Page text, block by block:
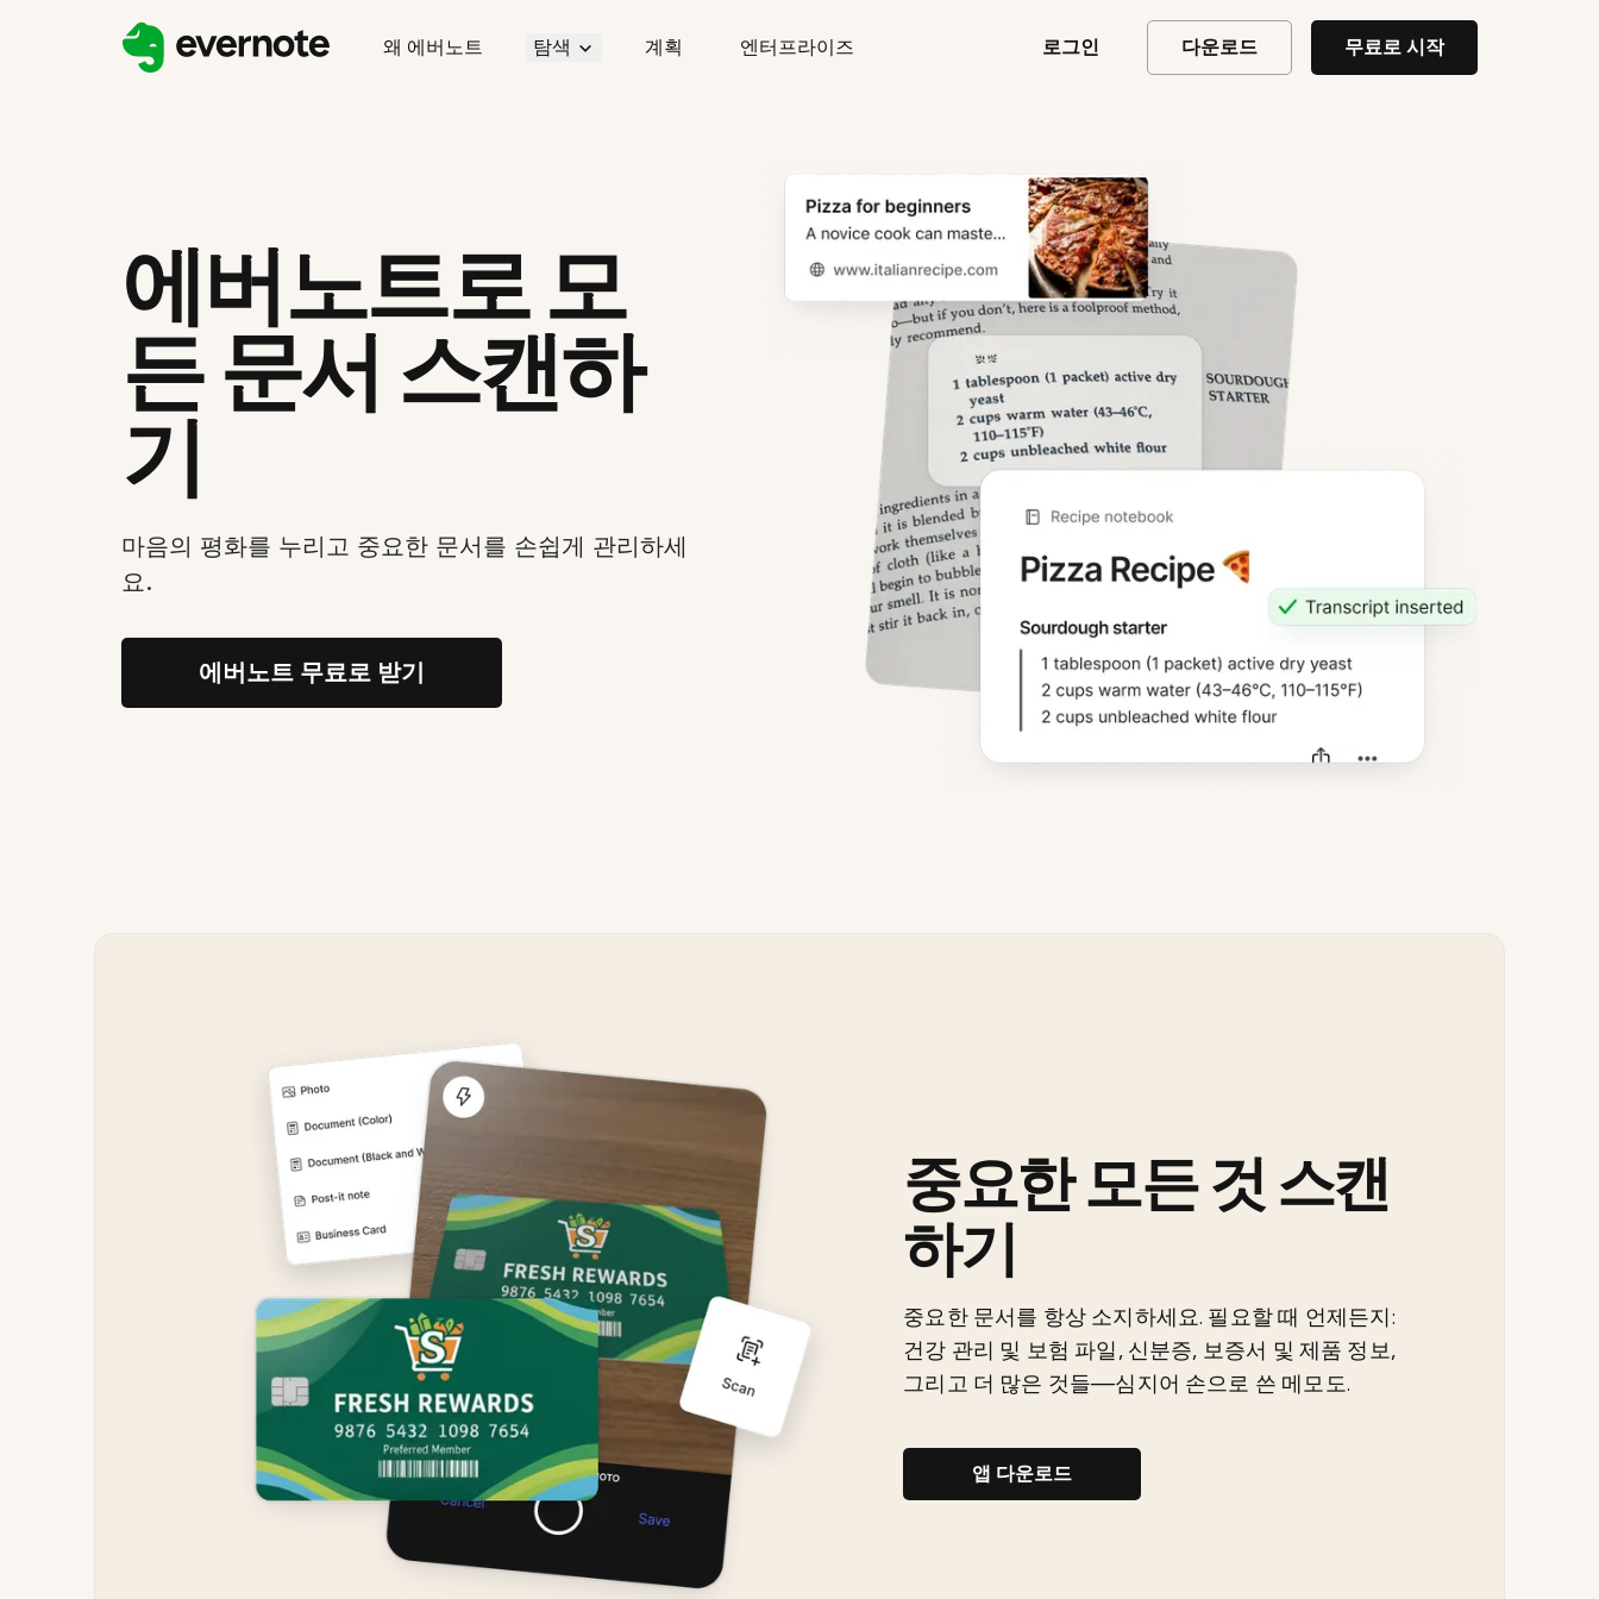
왜 에버노트 탐색 계획 엔터프라이즈 로그인 다운로드 무료로 시작
에버노트로 모
든 문서 스캔하
기
마음의 평화를 누리고 중요한 문서를 손쉽게 관리하세
요.
에버노트 무료로 받기
중요한 모든 것 스캔
하기
중요한 문서를 항상 소지하세요. 필요할 때 언제든지:
건강 관리 및 보험 파일, 신분증, 보증서 및 제품 정보,
그리고 더 많은 것들—심지어 손으로 쓴 메모도.
앱 다운로드